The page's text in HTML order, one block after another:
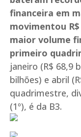
financeira em
movimentou
maior volume
primeiro
janeiro (R$ 68,9
bilhões) e abril
quadrimestre,
(1º), é da B3.